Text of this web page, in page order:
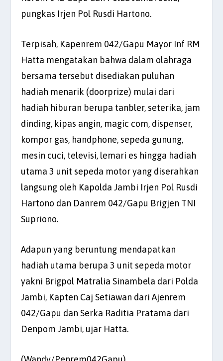
pungkas Irjen Pol Rusdi Hartono.
Terpisah, Kapenrem 042/Gapu Mayor Inf RM
Hatta mengatakan bahwa dalam olahraga
bersama tersebut disediakan puluhan
hadiah menarik (doorprize) mulai dari
hadiah hiburan berupa tanbler, seterika, jam
dinding, kipas angin, magic com, dispenser,
kompor gas, handphone, sepeda gunung,
mesin cuci, televisi, lemari es hingga hadiah
utama 3 unit sepeda motor yang diserahkan
langsung oleh Kapolda Jambi Irjen Pol Rusdi
Hartono dan Danrem 042/Gapu Brigjen TNI
Supriono.
Adapun yang beruntung mendapatkan
hadiah utama berupa 3 unit sepeda motor
yakni Brigpol Matralia Sinambela dari Polda
Jambi, Kapten Caj Setiawan dari Ajenrem
042/Gapu dan Serka Raditia Pratama dari
Denpom Jambi, ujar Hatta.